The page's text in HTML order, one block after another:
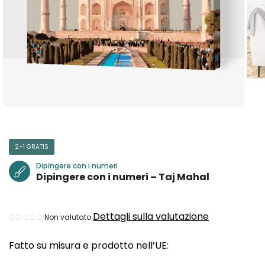
Fatto su misura e prodotto nell’UE:
2+1 GRATIS
Dipingere con i numeri
Dipingere con i numeri – Taj Mahal
La
media
Non valutato Dettagli sulla valutazione